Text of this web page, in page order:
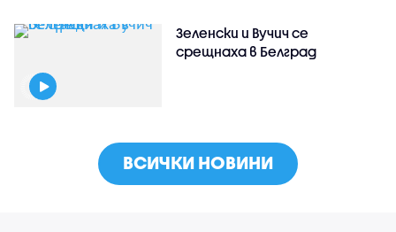
Зеленски и Вучич се
срещнаха в Белград
ВСИЧКИ НОВИНИ